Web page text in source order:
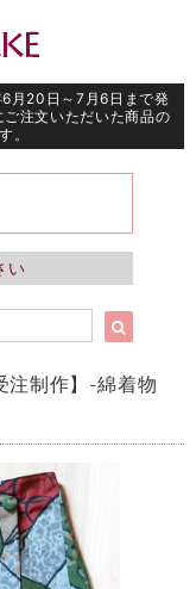
月20日～7月6日まで発
注文いただいた商品の
。
い
注制作】-綿着物